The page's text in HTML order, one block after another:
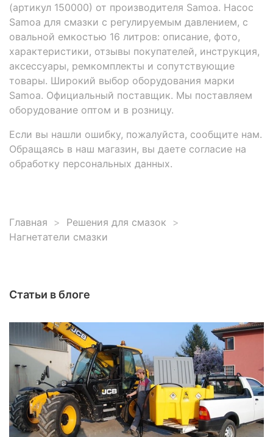
(артикул 150000) от производителя Samoa. Насос
Samoa для смазки с регулируемым давлением, с
овальной емкостью 16 литров: описание, фото,
характеристики, отзывы покупателей, инструкция,
аксессуары, ремкомплекты и сопутствующие
товары. Широкий выбор оборудования марки
Samoa. Официальный поставщик. Мы поставляем
оборудование оптом и в розницу.
Если вы нашли ошибку, пожалуйста, сообщите нам.
Обращаясь в наш магазин, вы даете согласие на
обработку персональных данных.
Главная
Решения для смазок
Нагнетатели смазки
Статьи в блоге